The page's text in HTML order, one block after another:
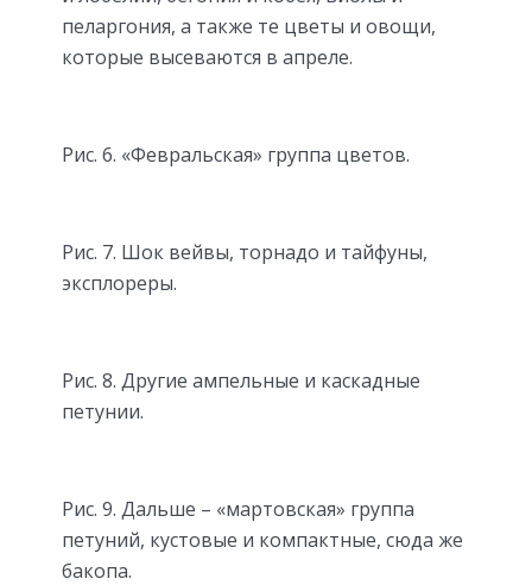
пеларгония, а также те цветы и овощи,
которые высеваются в апреле.
Рис. 6. «Февральская» группа цветов.
Рис. 7. Шок вейвы, торнадо и тайфуны,
эксплореры.
Рис. 8. Другие ампельные и каскадные
петунии.
Рис. 9. Дальше – «мартовская» группа
петуний, кустовые и компактные, сюда же
бакопа.